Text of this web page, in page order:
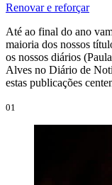
Renovar e reforçar
Até ao final do ano
maioria dos nossos
os nossos diários
Alves no Diário de
estas publicações
01